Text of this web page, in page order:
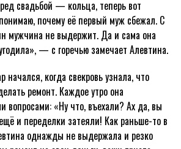
свадьбой — кольца, теперь вот
почему её первый муж сбежал. С
мужчина не выдержит. Да и сама она
— с горечью замечает Алевтина.
когда свекровь узнала, что
ремонт. Каждое утро она
вопросами: «Ну что, въехали? Ах да, вы
и переделки затеяли! Как раньше-то в
однажды не выдержала и резко